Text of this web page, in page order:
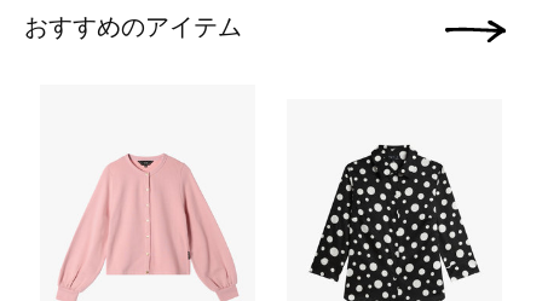
おすすめのアイテム 次の画像